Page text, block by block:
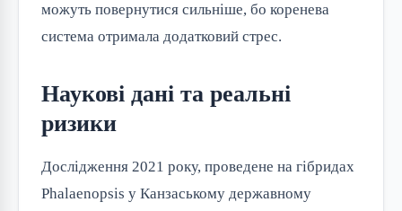
можуть повернутися сильніше, бо коренева
система отримала додатковий стрес.
Наукові дані та реальні
ризики
Дослідження 2021 року, проведене на гібридах
Phalaenopsis у Канзаському державному